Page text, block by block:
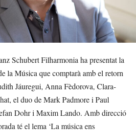
Schubert Filharmonia ha presentat la
la Música que comptarà amb el retorn
Jáuregui, Anna Fèdorova, Clara-
el duo de Mark Padmore i Paul
Dohr i Maxim Lando. Amb direcció
té el lema ‘La música ens